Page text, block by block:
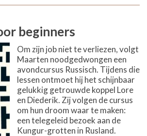
beginners
Om zijn job niet te verliezen, volgt
Maarten noodgedwongen een
avondcursus Russisch. Tijdens die
lessen ontmoet hij het schijnbaar
gelukkig getrouwde koppel Lore
en Diederik. Zij volgen de cursus
om hun droom waar te maken:
een telegeleid bezoek aan de
Kungur-grotten in Rusland.